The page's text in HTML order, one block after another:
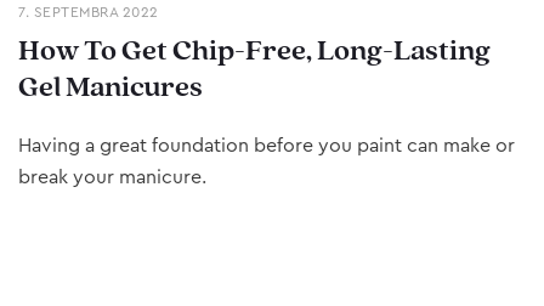
7. SEPTEMBRA 2022
How To Get Chip-Free, Long-Lasting
Gel Manicures
Having a great foundation before you paint can make or
break your manicure.